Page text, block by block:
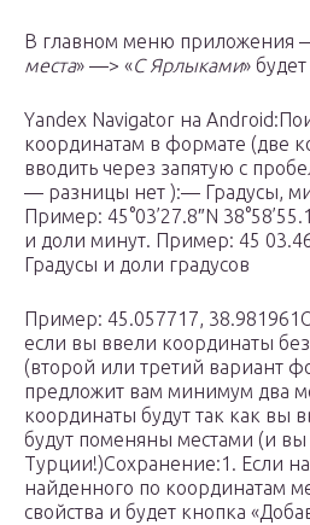
В главном меню приложения
места» —> «С Ярлыками»
Yandex Navigator на
координатам в формате (две
вводить через запятую с
— разницы нет ):— Градусы,
Пример: 45°03’27.8″N
и доли минут. Пример: 45
Градусы и доли градусов
Пример: 45.057717,
если вы ввели координаты
(второй или третий вариант
предложит вам минимум два
координаты будут так как вы
будут поменяны местами (и вы
Турции!)Сохранение:1. Если
найденного по координатам
свойства и будет кнопка